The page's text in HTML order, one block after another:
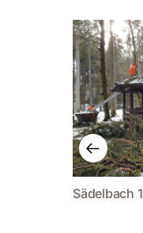
Sädelbach 1